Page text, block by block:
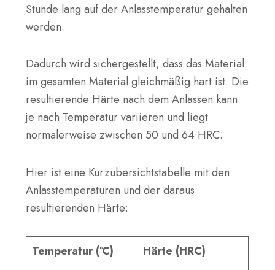
Stunde lang auf der Anlasstemperatur gehalten
werden.
Dadurch wird sichergestellt, dass das Material
im gesamten Material gleichmäßig hart ist. Die
resultierende Härte nach dem Anlassen kann
je nach Temperatur variieren und liegt
normalerweise zwischen 50 und 64 HRC.
Hier ist eine Kurzübersichtstabelle mit den
Anlasstemperaturen und der daraus
resultierenden Härte:
Temperatur (°C)
Härte (HRC)